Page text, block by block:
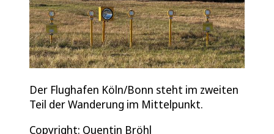
Der Flughafen Köln/Bonn steht im zweiten
Teil der Wanderung im Mittelpunkt.
Copyright: Quentin Bröhl